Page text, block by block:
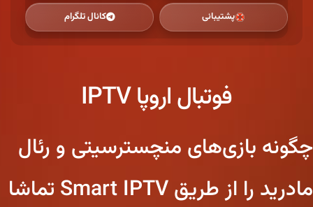
پشتیبانی کانال تلگرام
فوتبال اروپا IPTV
چگونه بازی‌های منچسترسیتی و رئال
مادرید را از طریق Smart IPTV تماشا